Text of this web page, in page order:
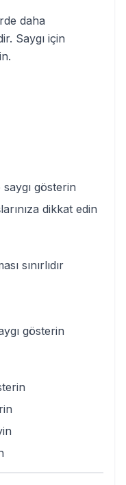
daha
Saygı için
gösterin
dikkat edin
sınırlıdır
gösterin